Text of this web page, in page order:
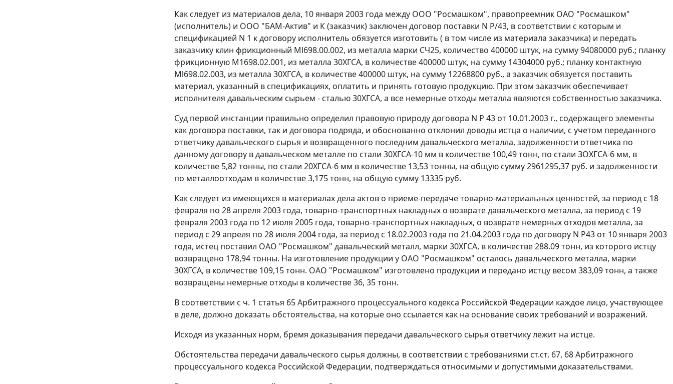
Как следует из материалов дела, 10 января 2003 года между ООО "Росмашком", правопреемник ОАО "Росмашком"
(исполнитель) и ООО "БАМ-Актив" и К (заказчик) заключен договор поставки N Р/43, в соответствии с которым и
спецификацией N 1 к договору исполнитель обязуется изготовить ( в том числе из материала заказчика) и передать
заказчику клин фрикционный Ml698.00.002, из металла марки СЧ25, количество 400000 штук, на сумму 94080000 руб.; планку
фрикционную М1698.02.001, из металла 30ХГСА, в количестве 400000 штук, на сумму 14304000 руб.; планку контактную
Ml698.02.003, из металла 30ХГСА, в количестве 400000 штук, на сумму 12268800 руб., а заказчик обязуется поставить
материал, указанный в спецификациях, оплатить и принять готовую продукцию. При этом заказчик обеспечивает
исполнителя давальческим сырьем - сталью 30ХГСА, а все немерные отходы металла являются собственностью заказчика.
Суд первой инстанции правильно определил правовую природу договора N Р 43 от 10.01.2003 г., содержащего элементы
как договора поставки, так и договора подряда, и обоснованно отклонил доводы истца о наличии, с учетом переданного
ответчику давальческого сырья и возвращенного последним давальческого металла, задолженности ответчика по
данному договору в давальческом металле по стали 30ХГСА-10 мм в количестве 100,49 тонн, по стали ЗОХГСА-6 мм, в
количестве 5,82 тонны, по стали 20ХГСА-6 мм в количестве 13,53 тонны, на общую сумму 2961295,37 руб. и задолженности
по металлоотходам в количестве 3,175 тонн, на общую сумму 13335 руб.
Как следует из имеющихся в материалах дела актов о приеме-передаче товарно-материальных ценностей, за период с 18
февраля по 28 апреля 2003 года, товарно-транспортных накладных о возврате давальческого металла, за период с 19
февраля 2003 года по 12 июля 2005 года, товарно-транспортных накладных, о возврате немерных отходов металла, за
период с 29 апреля по 28 июля 2004 года, за период с 18.02.2003 года по 21.04.2003 года по договору N Р43 от 10 января 2003
года, истец поставил ОАО "Росмашком" давальческий металл, марки 30ХГСА, в количестве 288.09 тонн, из которого истцу
возвращено 178,94 тонны. На изготовление продукции у ОАО "Росмашком" осталось давальческого металла, марки
30ХГСА, в количестве 109,15 тонн. ОАО "Росмашком" изготовлено продукции и передано истцу весом 383,09 тонн, а также
возвращены немерные отходы в количестве 36, 35 тонн.
В соответствии с ч. 1 статья 65Арбитражного процессуального кодекса Российской Федерации каждое лицо, участвующее
в деле, должно доказать обстоятельства, на которые оно ссылается как на основание своих требований и возражений.
Исходя из указанных норм, бремя доказывания передачи давальческого сырья ответчику лежит на истце.
Обстоятельства передачи давальческого сырья должны, в соответствии с требованиями ст.ст. 67, 68Арбитражного
процессуального кодекса Российской Федерации, подтверждаться относимыми и допустимыми доказательствами.